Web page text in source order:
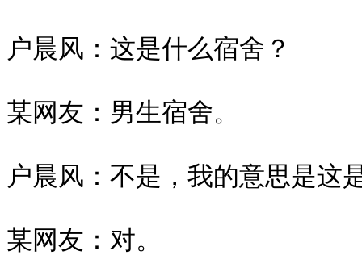
户晨风：这是什么宿舍？
某网友：男生宿舍。
户晨风：不是，我的意思是这
某网友：对。